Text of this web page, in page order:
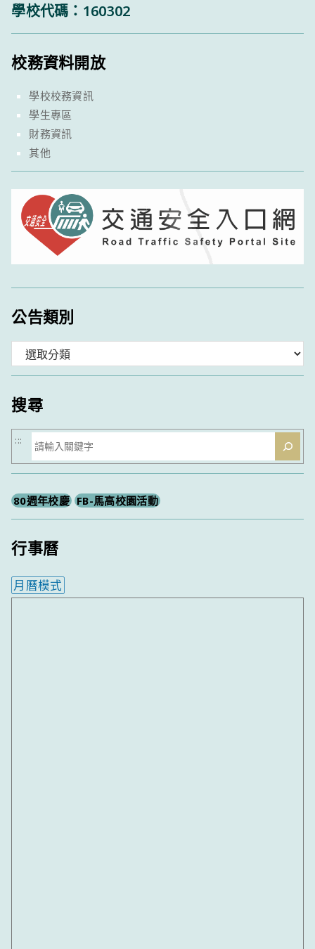
學校代碼：160302
校務資料開放
學校校務資訊
學生專區
財務資訊
其他
公告類別
類
搜尋
搜
尋
:::
80週年校慶 FB-馬高校園活動
行事曆
月曆模式